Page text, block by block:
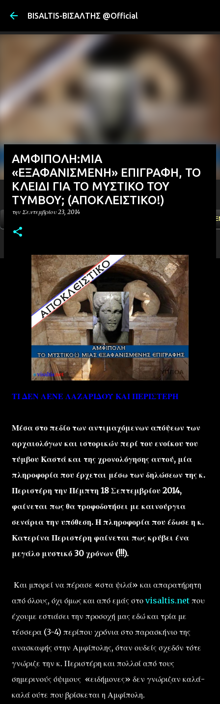
BISALTIS-ΒΙΣΑΛΤΗΣ @Official
ΑΜΦΙΠΟΛΗ:ΜΙΑ
«ΕΞΑΦΑΝΙΣΜΕΝΗ» ΕΠΙΓΡΑΦΗ, ΤΟ
ΚΛΕΙΔΙ ΓΙΑ ΤΟ ΜΥΣΤΙΚΟ ΤΟΥ
ΤΥΜΒΟΥ; (ΑΠΟΚΛΕΙΣΤΙΚΟ!)
την Σεπτεμβρίου 23, 2014
ΤΙ ΔΕΝ ΛΕΝΕ ΛΑΖΑΡΙΔΟΥ ΚΑΙ ΠΕΡΙΣΤΕΡΗ
Μέσα στο πεδίο των αντιμαχόμενων απόψεων των
αρχαιολόγων και ιστορικών περί του ενοίκου του
τύμβου Καστά και της χρονολόγησης αυτού, μία
πληροφορία που έρχεται μέσω των δηλώσεων της κ.
Περιστέρη την Πέμπτη 18 Σεπτεμβρίου 2014,
φαίνεται πως θα τροφοδοτήσει με καινούργια
σενάρια την υπόθεση. Η πληροφορία που έδωσε η κ.
Κατερίνα Περιστέρη φαίνεται πως κρύβει ένα
μεγάλο μυστικό 30 χρόνων (!!!).
Και μπορεί να πέρασε «στα ψιλά» και απαρατήρητη
από όλους, όχι όμως και από εμάς στο visaltis.net που
έχουμε εστιάσει την προσοχή μας εδώ και τρία με
τέσσερα (3-4) περίπου χρόνια στο παρασκήνιο της
ανασκαφής στην Αμφίπολης, όταν ουδείς σχεδόν τότε
γνώριζε την κ. Περιστέρη και πολλοί από τους
σημερινούς όψιμους «ειδήμονες» δεν γνώριζαν καλά-
καλά ούτε που βρίσκεται η Αμφίπολη.